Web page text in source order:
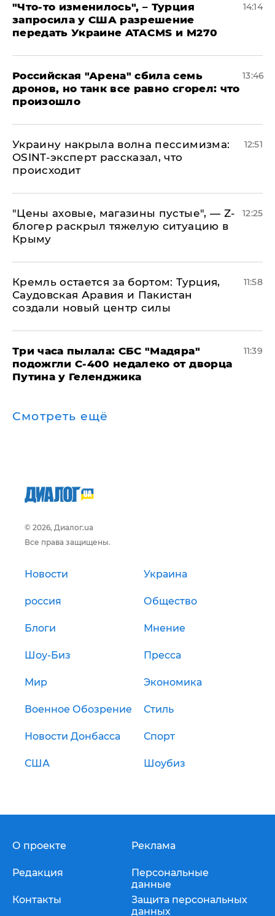
​"Что-то изменилось", – Турция
запросила у США разрешение
передать Украине ATACMS и M270
14:14
​Российская "Арена" сбила семь
дронов, но танк все равно сгорел: что
произошло
13:46
​Украину накрыла волна пессимизма:
OSINT-эксперт рассказал, что
происходит
12:51
​"Цены аховые, магазины пустые", — Z-
блогер раскрыл тяжелую ситуацию в
Крыму
12:25
​Кремль остается за бортом: Турция,
Саудовская Аравия и Пакистан
создали новый центр силы
11:58
Три часа пылала: СБС "Мадяра"
подожгли С-400 недалеко от дворца
Путина у Геленджика
11:39
Смотреть ещё
© 2026, Диалог.ua
Все права защищены.
Новости Украина
россия Общество
Блоги Мнение
Шоу-Биз Пресса
Мир Экономика
Военное Обозрение Стиль
Новости Донбасса Спорт
США Шоубиз
О проекте
Редакция
Контакты
Реклама
Персональные
данные
Защита персональных
данных